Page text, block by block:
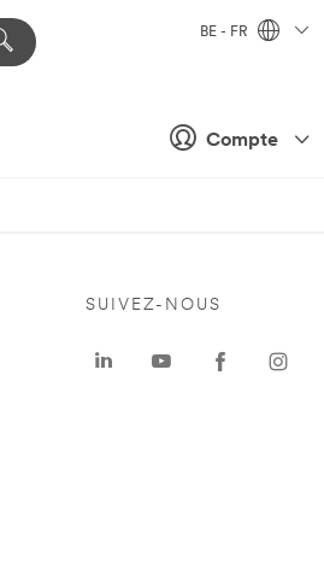
Compte
BE - FR
SUIVEZ-NOUS